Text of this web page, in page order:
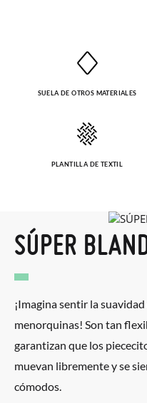
SUELA DE OTROS MATERIALES
PLANTILLA DE TEXTIL
SÚPER
¡Imagina sentir la
menorquinas! Son tan
garantizan que los
muevan libremente y se
cómodos.